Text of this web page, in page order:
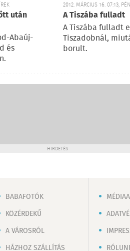
után
Abaúj-
és
2012. MÁRCIUS 16. 07:13,
A Tiszába fulladt
A Tiszába fulladt
Tiszadobnál,
borult.
HIRDETÉS
BABAFOTÓK
KÖZÉRDEKŰ
A VÁROSRÓL
HÁZHOZ SZÁLLÍTÁS